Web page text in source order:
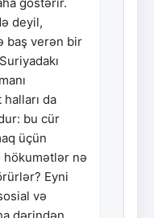
deyil,
baş verən bir
da
bu cür
üçün
hökumətlər nə
Eyni
və